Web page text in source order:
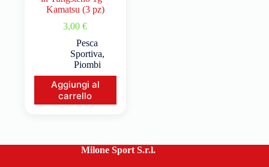
Kamatsu (3 pz)
3,00€
Pesca
Sportiva,
Piombi
Aggiungi al
carrello
Milone Sport S.r.l.